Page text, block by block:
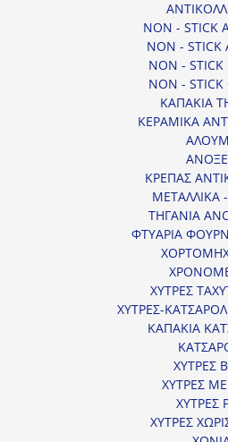
NON - STICK
NON -
NON -
NON -
ΚΑΠΑΚΙΑ
ΚΕΡΑΜΙΚΑ
ΚΡΕΠΑΣ
ΜΕΤΑΛΛΙΚΑ
ΤΗΓΑΝΙΑ
ΦΤΥΑΡΙΑ
ΧΥΤΡΕΣ
ΧΥΤΡΕΣ-
ΚΑΠΑΚΙΑ
ΧΥΤΡΕΣ
ΧΥΤΡΕΣ
ΧΥΤΡΕΣ
ΧΥΤΡΕΣ